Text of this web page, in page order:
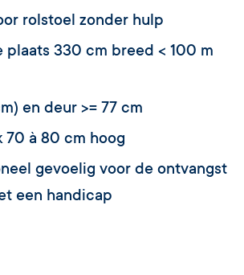
rolstoel zonder hulp
plaats 330 cm breed < 100 m
en deur >= 77 cm
70 à 80 cm hoog
gevoelig voor de ontvangst
een handicap